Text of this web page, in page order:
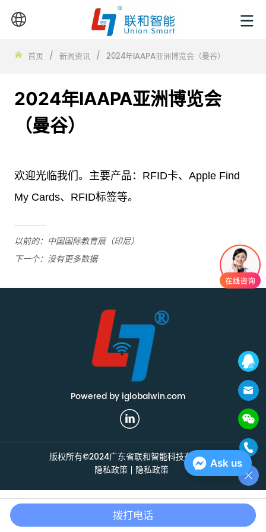
首页 / 新闻资讯 / 2024年IAAPA亚洲博览会（曼谷）
2024年IAAPA亚洲博览会
（曼谷）
以前的： 中国国际教育展（印尼）
下一个： 没有更多数据
电子邮件
Powered by iglobalwin.com
版权所有©2024广东省联和智能科技有限公司
隐私政策
隐私政策 Ask us
拨打电话